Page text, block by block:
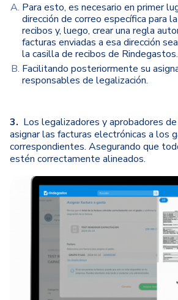
Para esto, es necesario en primer
dirección de correo específica para
recibos y, luego, crear una regla
facturas enviadas a esa dirección
la casilla de recibos de Rindegastos.
Facilitando posteriormente su
responsables de legalización.
3. Los legalizadores y aprobadores
asignar las facturas electrónicas a los
correspondientes. Asegurando que
estén correctamente alineados.